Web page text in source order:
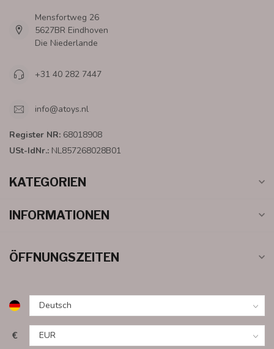
Mensfortweg 26
5627BR Eindhoven
Die Niederlande
+31 40 282 7447
info@atoys.nl
Register NR: 68018908
USt-IdNr.: NL857268028B01
KATEGORIEN
INFORMATIONEN
ÖFFNUNGSZEITEN
€